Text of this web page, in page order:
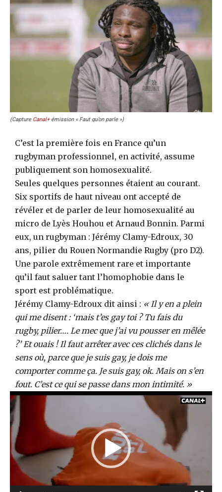
(Capture Canal+émission « Faut qu’on parle »)
C’est la première fois en France qu’un
rugbyman professionnel, en activité, assume
publiquement son homosexualité.
Seules quelques personnes étaient au courant.
Six sportifs de haut niveau ont accepté de
révéler et de parler de leur homosexualité au
micro de Lyès Houhou et Arnaud Bonnin. Parmi
eux, un rugbyman : Jérémy Clamy-Edroux, 30
ans, pilier du Rouen Normandie Rugby (pro D2).
Une parole extrêmement rare et importante
qu’il faut saluer tant l’homophobie dans le
sport est problématique.
Jérémy Clamy-Edroux dit ainsi : « Il y en a plein
qui me disent : ‘mais t’es gay toi ? Tu fais du
rugby, pilier…. Le mec que j’ai vu pousser en mêlée
?’ Et ouais ! Il faut arrêter avec ces clichés dans le
sens où, parce que je suis gay, je dois me
comporter comme ça. Je suis gay, ok. Mais on s’en
fout. C’est ce qui se passe dans mon intimité. »
L
e
c